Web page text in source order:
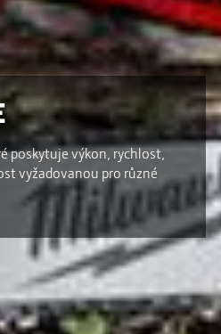
poskytuje výkon, rychlost,
vyžadovanou pro různé